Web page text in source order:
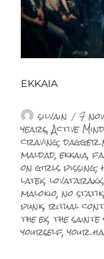
EKKAIA
Auteur
silvain
le
7
years,Active
craving,dagger
maldad,ekkaia,
on girls pissing,
latex,lovataraxx
malokio,no statik
punk,ritual
the ex,the
yourself,your